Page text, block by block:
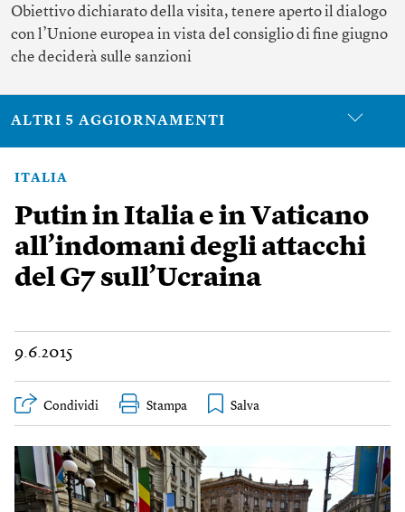
Obiettivo dichiarato della visita, tenere aperto il dialogo
con l’Unione europea in vista del consiglio di fine giugno
che deciderà sulle sanzioni
ALTRI 5 AGGIORNAMENTI
ITALIA
Putin in Italia e in Vaticano
all’indomani degli attacchi
del G7 sull’Ucraina
9.6.2015
Condividi Stampa